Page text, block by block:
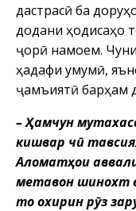
дастрасӣ ба
додани ҳодисаҳо
ҷорӣ намоем.
ҳадафи умумӣ,
ҷамъиятӣ барҳам
– Ҳамчун
кишвар чӣ
Аломатҳои
метавон шинохт
то охирин рӯз